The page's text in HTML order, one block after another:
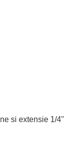
si extensie 1/4"